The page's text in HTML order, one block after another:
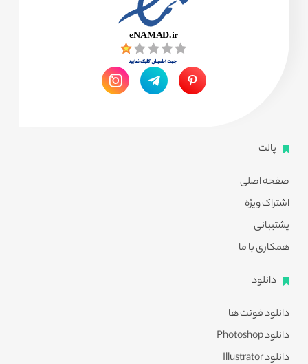
پالت
صفحه اصلی
اشتراک ویژه
پشتیبانی
همکاری با ما
دانلود
دانلود فونت ها
دانلود Photoshop
دانلود Illustrator